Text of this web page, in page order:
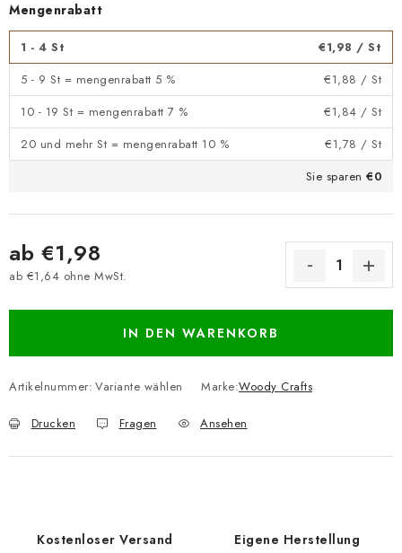
Mengenrabatt
1 - 4 St €1,98 / St
5 - 9 St = mengenrabatt 5 %
€1,88 / St
10 - 19 St = mengenrabatt 7 %
€1,84 / St
20 und mehr St = mengenrabatt 10 %
€1,78 / St
Sie sparen €0
ab €1,98
ab €1,64 ohne MwSt.
IN DEN WARENKORB
Artikelnummer: Variante wählen Marke:Woody Crafts
Drucken Fragen Ansehen
Kostenloser Versand Eigene Herstellung